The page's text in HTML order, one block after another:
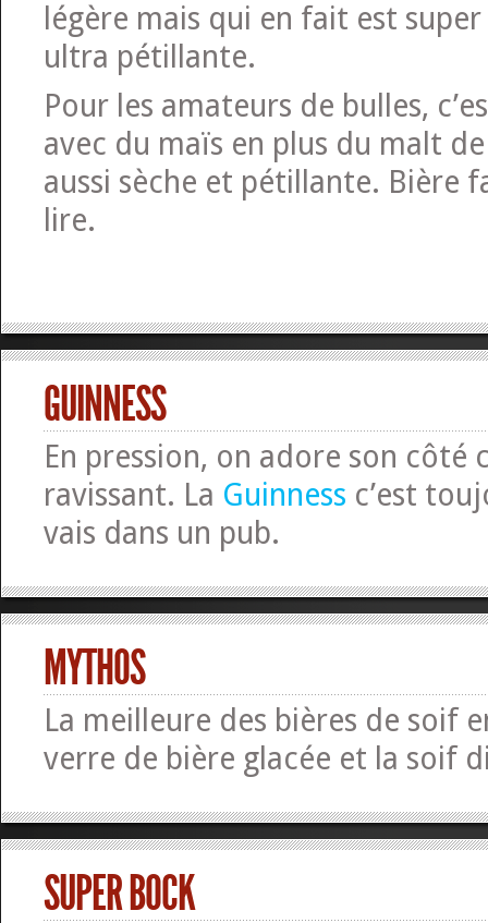
légère mais qui en fait est
ultra pétillante.
Pour les amateurs de bulles,
avec du maïs en plus du malt
aussi sèche et pétillante. Bière
lire.
GUINNESS
En pression, on adore son
ravissant. La Guinness c’est
vais dans un pub.
MYTHOS
La meilleure des bières de soif
verre de bière glacée et la soif
SUPER BOCK